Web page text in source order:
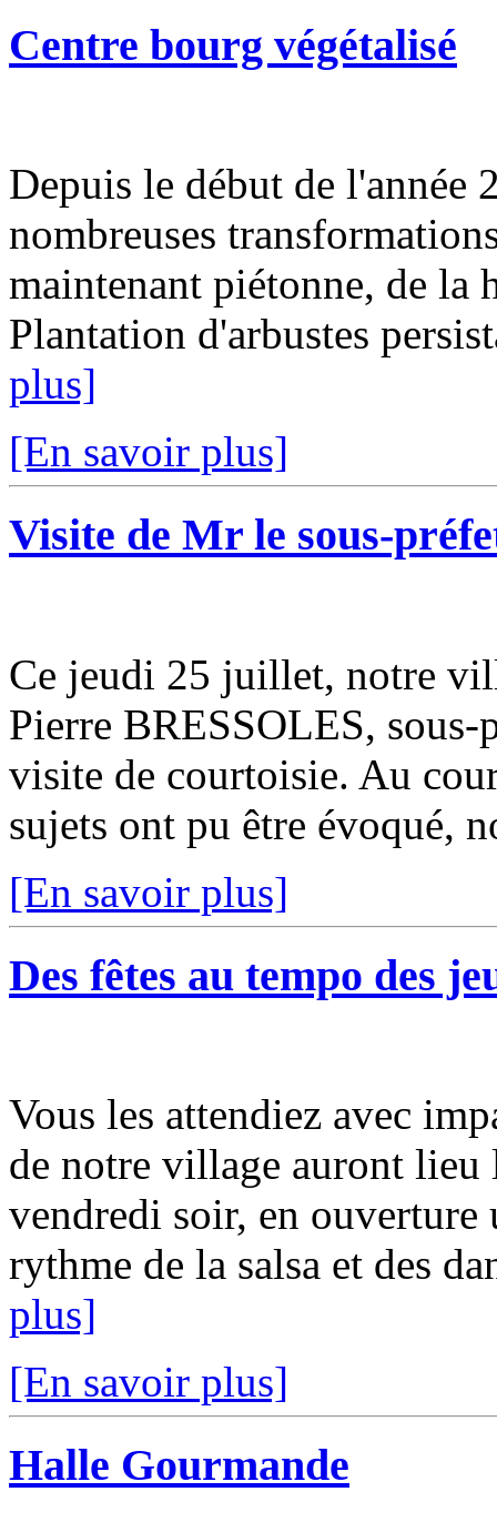
Centre bourg végétalisé
Depuis le début de l'année
nombreuses
maintenant piétonne, de la
Plantation d'arbustes
plus]
[En savoir plus]
Visite de Mr le sous-
Ce jeudi 25 juillet, notre
Pierre BRESSOLES, sous-
visite de courtoisie. Au
sujets ont pu être évoqué,
[En savoir plus]
Des fêtes au tempo des
Vous les attendiez avec
de notre village auront
vendredi soir, en ouverture
rythme de la salsa et des
plus]
[En savoir plus]
Halle Gourmande